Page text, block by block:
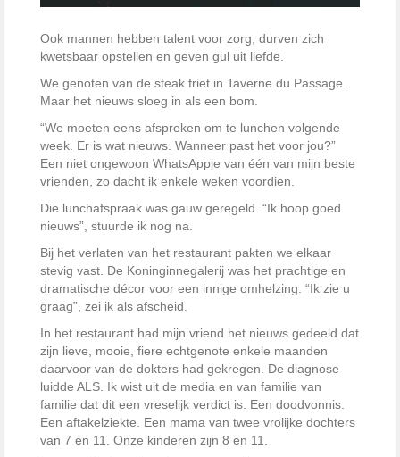
Ook mannen hebben talent voor zorg, durven zich
kwetsbaar opstellen en geven gul uit liefde.
We genoten van de steak friet in Taverne du Passage.
Maar het nieuws sloeg in als een bom.
“We moeten eens afspreken om te lunchen volgende
week. Er is wat nieuws. Wanneer past het voor jou?”
Een niet ongewoon WhatsAppje van één van mijn beste
vrienden, zo dacht ik enkele weken voordien.
Die lunchafspraak was gauw geregeld. “Ik hoop goed
nieuws”, stuurde ik nog na.
Bij het verlaten van het restaurant pakten we elkaar
stevig vast. De Koninginnegalerij was het prachtige en
dramatische décor voor een innige omhelzing. “Ik zie u
graag”, zei ik als afscheid.
In het restaurant had mijn vriend het nieuws gedeeld dat
zijn lieve, mooie, fiere echtgenote enkele maanden
daarvoor van de dokters had gekregen. De diagnose
luidde ALS. Ik wist uit de media en van familie van
familie dat dit een vreselijk verdict is. Een doodvonnis.
Een aftakelziekte. Een mama van twee vrolijke dochters
van 7 en 11. Onze kinderen zijn 8 en 11.